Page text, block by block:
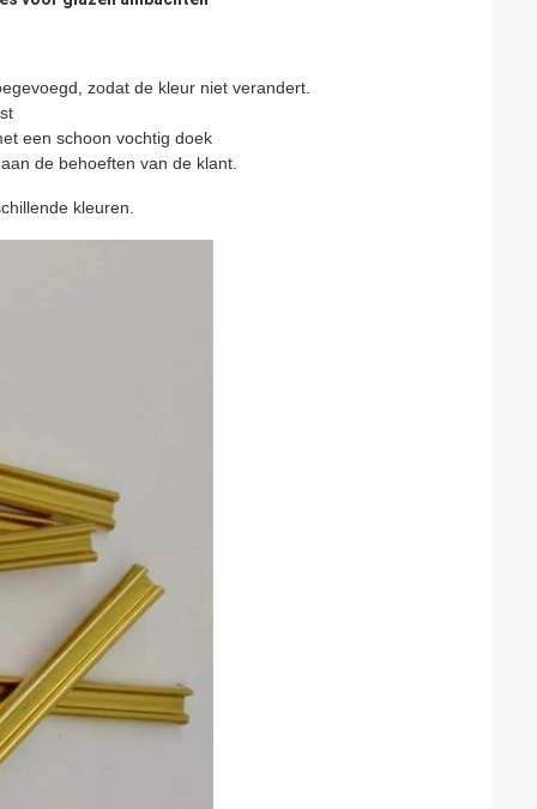
zodat de kleur niet verandert.
een schoon vochtig doek
de behoeften van de klant.
kleuren.